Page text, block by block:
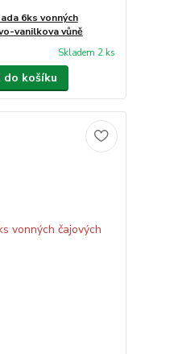
6ks vonných
vanilkova vůně
Skladem 2 ks
do košíku